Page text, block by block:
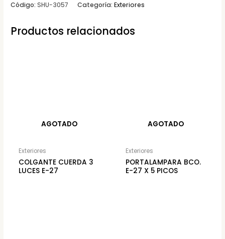
Código:SHU-3057 Categoría:Exteriores
Productos relacionados
AGOTADO
Exteriores
COLGANTE CUERDA 3
LUCES E-27
AGOTADO
Exteriores
PORTALAMPARA BCO.
E-27 X 5 PICOS